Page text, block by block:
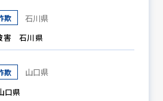
活動ニュース
パトロール
欺
石川県
害 石川県
欺
山口県
口県